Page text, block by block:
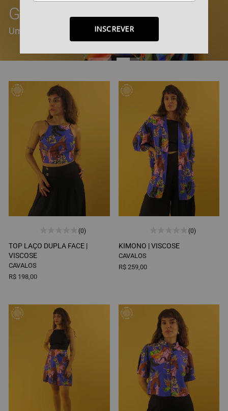
GEOMÉTRICA
Uma collab DUAS + Laura Pascoal
(0)
TOP LAÇO DUPLA FACE |
VISCOSE
CAVALOS
R$ 198,00
(0)
KIMONO |VISCOSE
CAVALOS
R$ 259,00
INSCREVER